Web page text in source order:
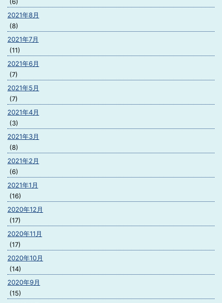
2021年8月
(8)
2021年7月
(11)
2021年6月
(7)
2021年5月
(7)
2021年4月
(3)
2021年3月
(8)
2021年2月
(6)
2021年1月
(16)
2020年12月
(17)
2020年11月
(17)
2020年10月
(14)
2020年9月
(15)